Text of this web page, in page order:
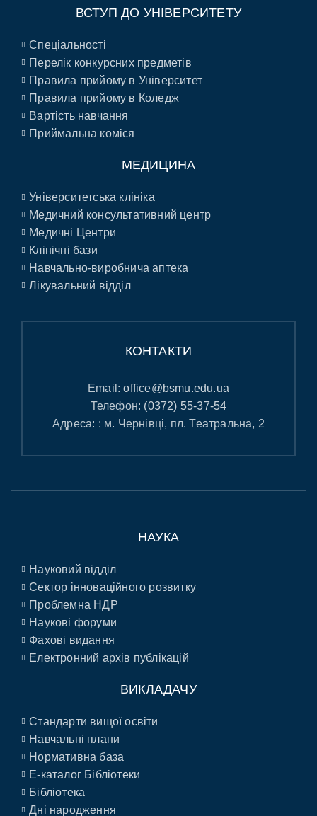
ВСТУП ДО УНІВЕРСИТЕТУ
Спеціальності
Перелік конкурсних предметів
Правила прийому в Університет
Правила прийому в Коледж
Вартість навчання
Приймальна коміся
МЕДИЦИНА
Університетська клініка
Медичний консультативний центр
Медичні Центри
Клінічні бази
Навчально-виробнича аптека
Лікувальний відділ
КОНТАКТИ
Email:office@bsmu.edu.ua
Телефон: (0372) 55-37-54
Адреса: : м. Чернівці, пл. Театральна, 2
НАУКА
Науковий відділ
Сектор інноваційного розвитку
Проблемна НДР
Наукові форуми
Фахові видання
Електронний архів публікацій
ВИКЛАДАЧУ
Стандарти вищої освіти
Навчальні плани
Нормативна база
E-каталог Бібліотеки
Бібліотека
Дні народження